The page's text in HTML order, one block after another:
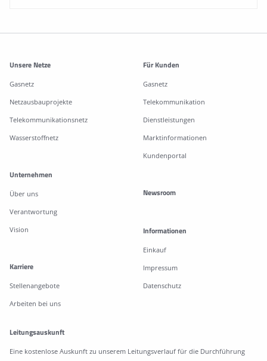
Weitere Informationen
Unsere Netze
Gasnetz
Netzausbauprojekte
Telekommunikationsnetz
Wasserstoffnetz
Für Kunden
Gasnetz
Telekommunikation
Dienstleistungen
Marktinformationen
Kundenportal
Unternehmen
Über uns
Verantwortung
Vision
Karriere
Stellenangebote
Arbeiten bei uns
Newsroom
Informationen
Einkauf
Impressum
Datenschutz
Leitungsauskunft
Eine kostenlose Auskunft zu unserem Leitungsverlauf für die Durchführung